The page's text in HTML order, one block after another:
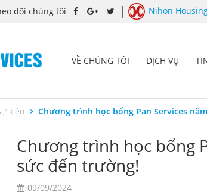
dõi chúng tôi Nihon
VỀ CHÚNG TÔI DỊCH VỤ
kiện Chương trình học bổng Pan Services
Chương trình học bổng
sức đến trường!
09/09/2024